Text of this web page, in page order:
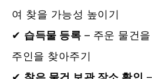
여 찾을 가능성 높이기
✔ 습득물 등록 – 주운 물건
주인을 찾아주기